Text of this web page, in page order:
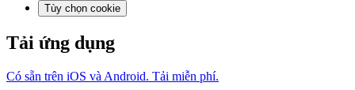
Tùy chọn cookie
Tải ứng dụng
Có sẵn trên iOS và Android. Tải miễn phí.